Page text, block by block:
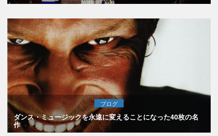
ブログ
ダンス・ミュージックを永遠に変えることになった40枚の名
作